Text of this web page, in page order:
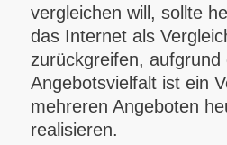
vergleichen will, sollte
das Internet als
zurückgreifen, aufgrund
Angebotsvielfalt ist ein
mehreren Angeboten
realisieren.